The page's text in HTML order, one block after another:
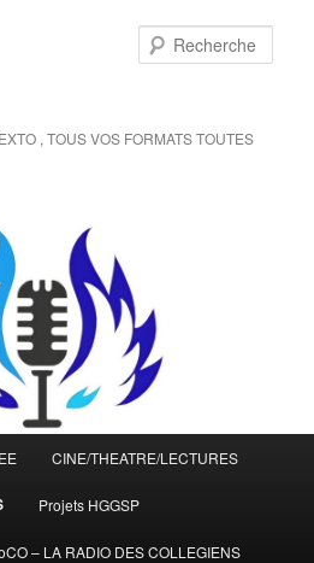
, TOUS VOS FORMATS TOUTES
CINE/THEATRE/LECTURES
Projets HGGSP
– LA RADIO DES COLLEGIENS